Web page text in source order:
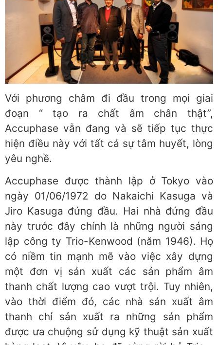
Với phương châm đi đầu trong mọi giai
đoạn “ tạo ra chất âm chân thật”,
Accuphase vẫn đang và sẽ tiếp tục thực
hiện điều này với tất cả sự tâm huyết, lòng
yêu nghề.
Accuphase được thành lập ở Tokyo vào
ngày 01/06/1972 do Nakaichi Kasuga và
Jiro Kasuga đứng đầu. Hai nhà đứng đầu
này trước đây chính là những người sáng
lập công ty Trio-Kenwood (năm 1946). Họ
có niềm tin mạnh mẽ vào việc xây dựng
một đơn vị sản xuất các sản phẩm âm
thanh chất lượng cao vượt trội. Tuy nhiên,
vào thời điểm đó, các nhà sản xuất âm
thanh chỉ sản xuất ra những sản phẩm
được ưa chuộng sử dụng kỹ thuật sản xuất